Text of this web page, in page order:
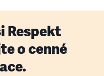
Respekt
o cenné